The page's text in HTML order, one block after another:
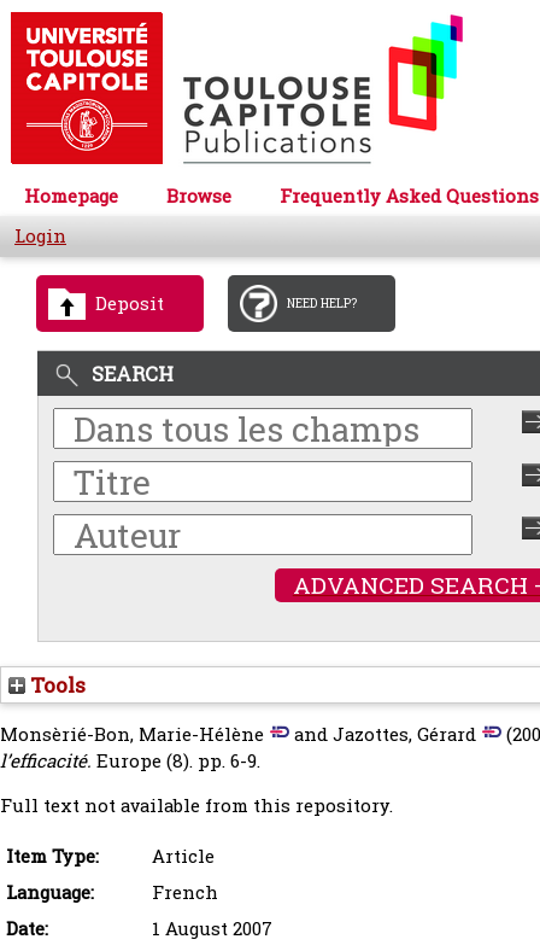
Homepage Browse
Frequently Asked Questions
Login
Deposit NEED HELP?
SEARCH
ADVANCED SEARCH
Tools
Monsèrié-Bon, Marie-Hélène andJazottes, Gérard
l’efficacité. Europe (8). pp. 6-9.
Full text not available from this repository.
Item Type:
Article
Language:
French
Date:
1 August 2007